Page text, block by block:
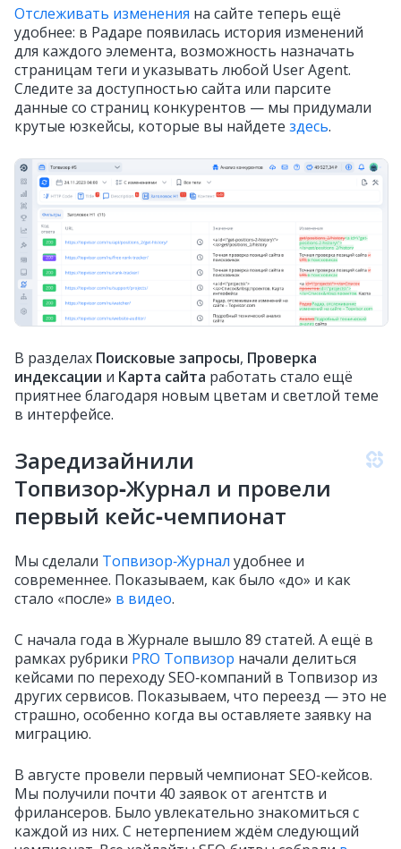
Отслеживать изменения на сайте теперь ещё
удобнее: в Радаре появилась история изменений
для каждого элемента, возможность назначать
страницам теги и указывать любой User Agent.
Следите за доступностью сайта или парсите
данные со страниц конкурентов — мы придумали
крутые юзкейсы, которые вы найдете здесь.
В разделах Поисковые запросы, Проверка
индексации и Карта сайта работать стало ещё
приятнее благодаря новым цветам и светлой теме
в интерфейсе.
Заредизайнили
Топвизор‑Журнал и провели
первый кейс‑чемпионат
Мы сделали Топвизор‑Журнал удобнее и
современнее. Показываем, как было «до» и как
стало «после» в видео.
С начала года в Журнале вышло 89 статей. А ещё в
рамках рубрики PRO Топвизор начали делиться
кейсами по переходу SEO‑компаний в Топвизор из
других сервисов. Показываем, что переезд — это не
страшно, особенно когда вы оставляете заявку на
миграцию.
В августе провели первый чемпионат SEO‑кейсов.
Мы получили почти 40 заявок от агентств и
фрилансеров. Было увлекательно знакомиться с
каждой из них. С нетерпением ждём следующий